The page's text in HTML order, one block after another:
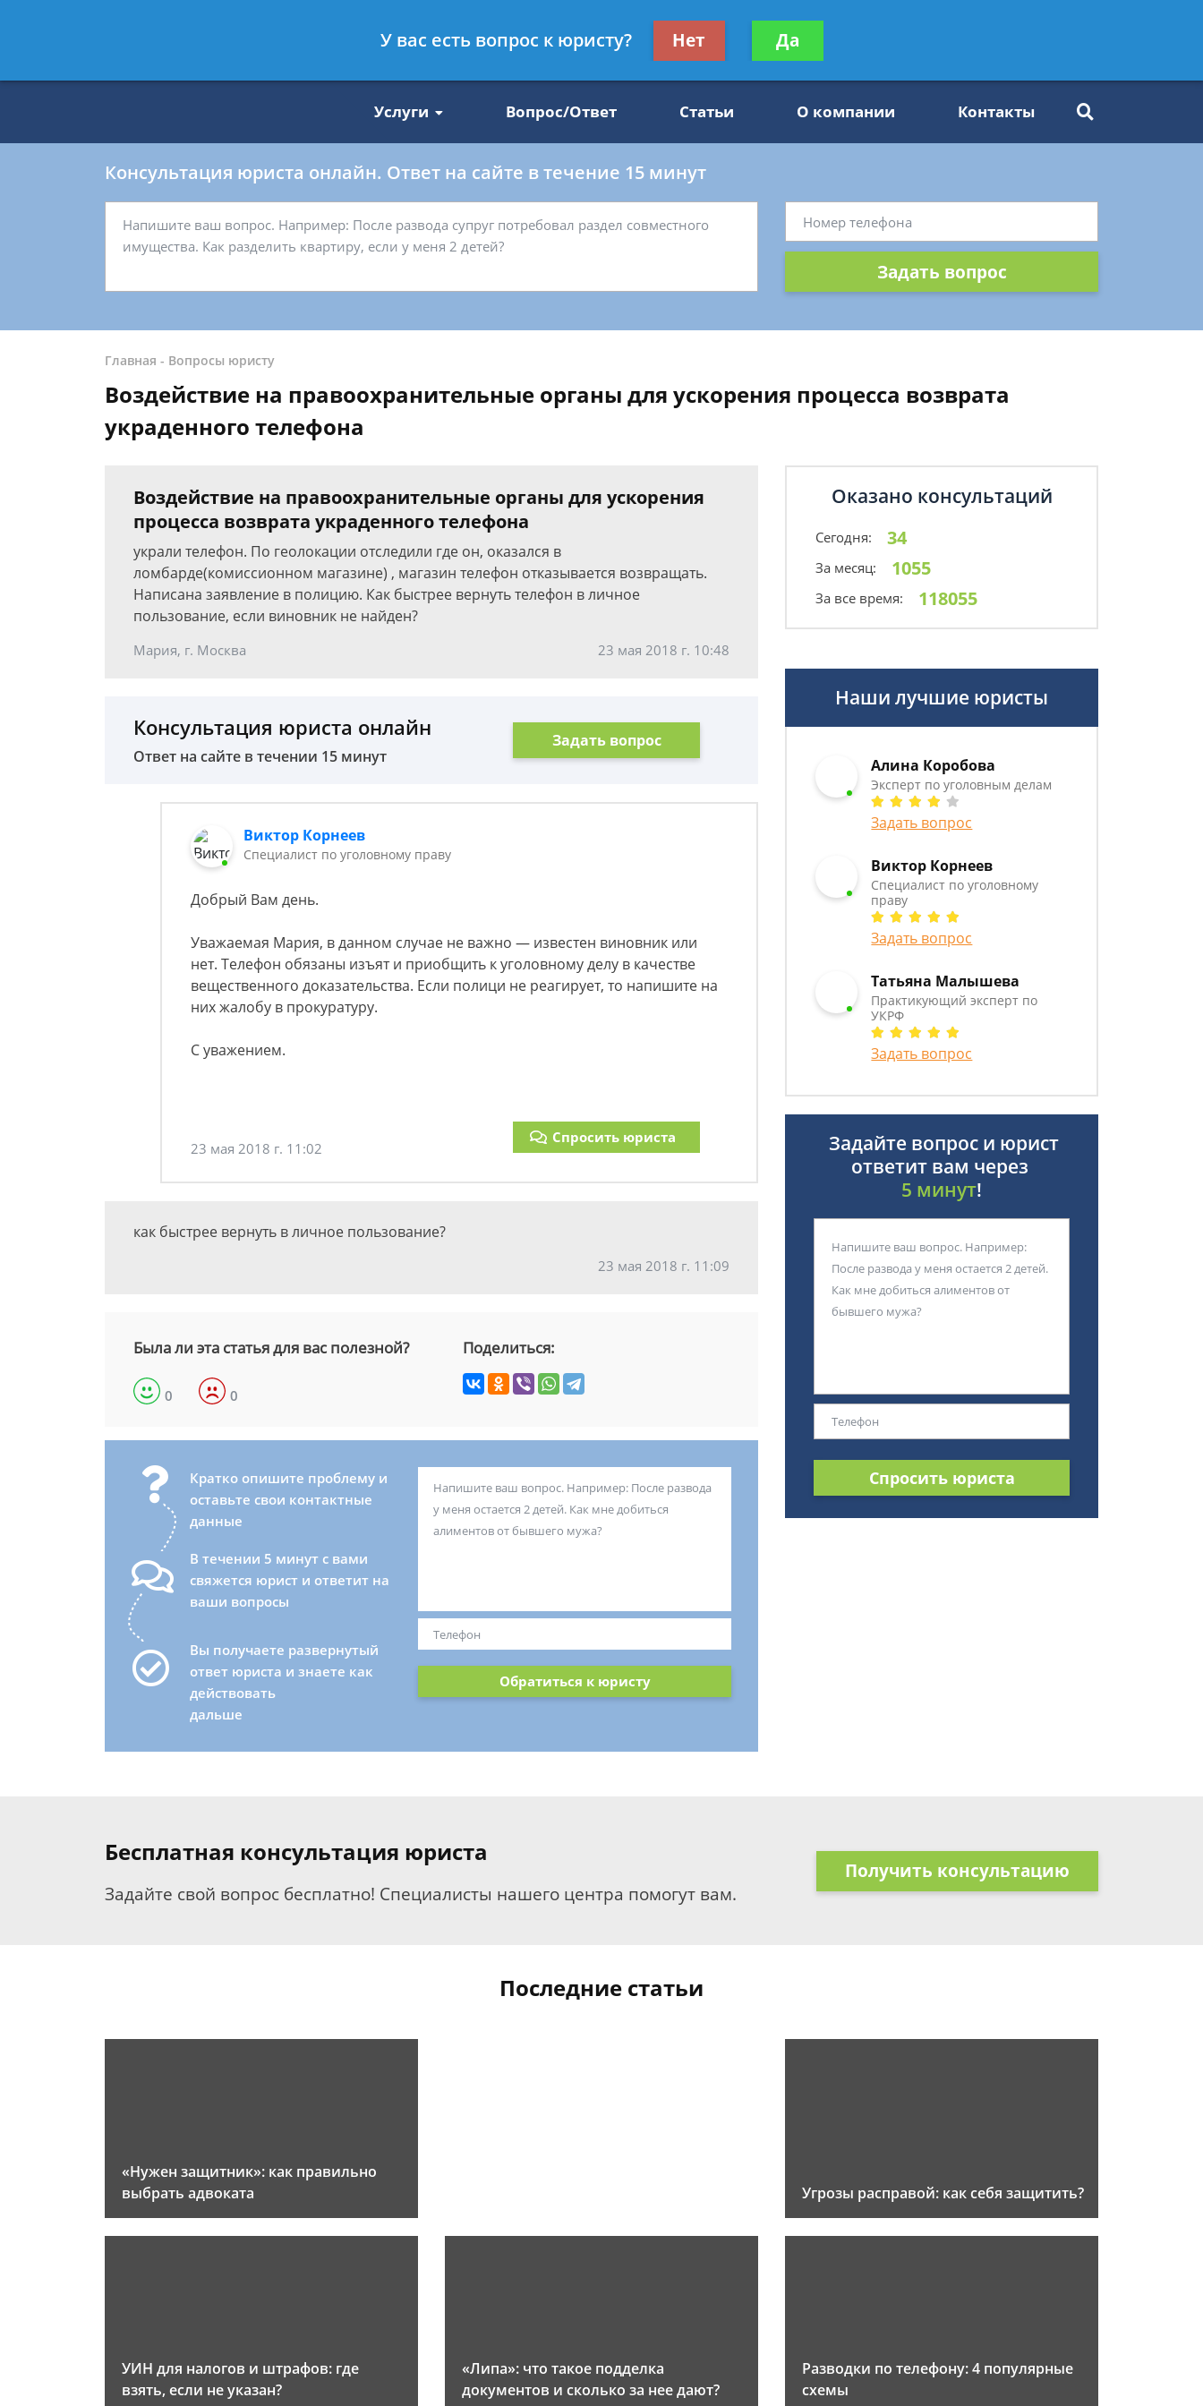
8 812 509-27-47
Получите консультацию
бесплатно
Услуги Вопрос/Ответ Статьи О компании Контакты
Консультация юриста онлайн. Ответ на сайте в течение 15 минут
Задать вопрос
Главная - Вопросы юристу
Воздействие на правоохранительные органы для ускорения процесса возврата
украденного телефона
Воздействие на правоохранительные органы для ускорения
процесса возврата украденного телефона
украли телефон. По геолокации отследили где он, оказался в
ломбарде(комиссионном магазине) , магазин телефон отказывается возвращать.
Написана заявление в полицию. Как быстрее вернуть телефон в личное
пользование, если виновник не найден?
Мария, г. Москва 23 мая 2018 г. 10:48
Консультация юриста онлайн
Ответ на сайте в течении 15 минут
Задать вопрос
Виктор Корнеев
Cпециалист по уголовному праву
Добрый Вам день.
Уважаемая Мария, в данном случае не важно — известен виновник или
нет. Телефон обязаны изъят и приобщить к уголовному делу в качестве
вещественного доказательства. Если полици не реагирует, то напишите на
них жалобу в прокуратуру.
С уважением.
23 мая 2018 г. 11:02
Спросить юриста
как быстрее вернуть в личное пользование?
23 мая 2018 г. 11:09
Была ли эта статья для вас полезной?
0 0
Поделиться:
Кратко опишите проблему и
оставьте свои контактные
данные
В течении 5 минут с вами
свяжется юрист и ответит на
ваши вопросы
Вы получаете развернутый
ответ юриста и знаете как
действовать
дальше
Обратиться к юристу
Оказано консультаций
Сегодня: 34
За месяц: 1055
За все время: 118055
Наши лучшие юристы
Алина Коробова
Эксперт по уголовным делам
Задать вопрос
Виктор Корнеев
Cпециалист по уголовному
праву
Задать вопрос
Татьяна Малышева
Практикующий эксперт по
УКРФ
Задать вопрос
Задайте вопрос и юрист
ответит вам через
5 минут!
Спросить юриста
Бесплатная консультация юриста
Задайте свой вопрос бесплатно! Специалисты нашего центра помогут вам.
Получить консультацию
Последние статьи
«Нужен защитник»: как правильно
выбрать адвоката
Угрозы расправой: как себя защитить?
УИН для налогов и штрафов: где
взять, если не указан?
«Липа»: что такое подделка
документов и сколько за нее дают?
Разводки по телефону: 4 популярные
схемы
У вас есть вопрос к юристу? Нет Да